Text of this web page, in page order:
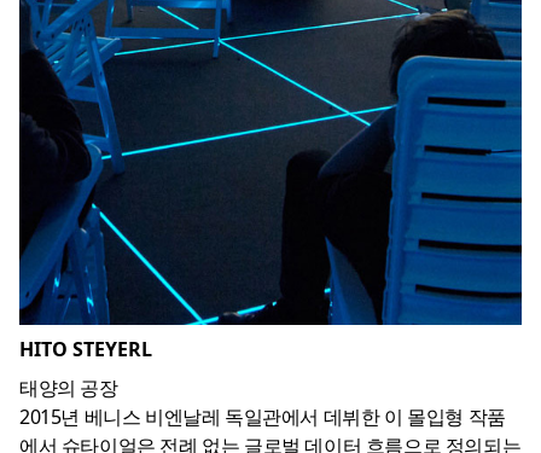
HITO STEYERL
태양의 공장
2015년 베니스 비엔날레 독일관에서 데뷔한 이 몰입형 작품
에서 슈타이얼은 전례 없는 글로벌 데이터 흐름으로 정의되는